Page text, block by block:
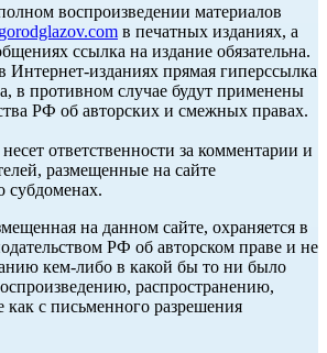
воспроизведении материалов
gorodglazov.com в печатных изданиях, а
ссылка на издание обязательна.
Интернет-изданиях прямая гиперссылка
в противном случае будут применены
РФ об авторских и смежных правах.
ответственности за комментарии и
размещенные на сайте
субдоменах.
на данном сайте, охраняется в
РФ об авторском праве и не
кем-либо в какой бы то ни было
распространению,
как с письменного разрешения